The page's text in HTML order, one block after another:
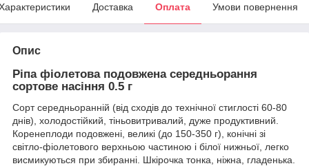
Доставка Оплата Умови повернення
Опис
Ріпа фіолетова подовжена середньорання
сортове насіння 0.5 г
Сорт середньоранній (від сходів до технічної стиглості 60-80
днів), холодостійкий, тіньовитривалий, дуже продуктивний.
Коренеплоди подовжені, великі (до 150-350 г), конічні зі
світло-фіолетового верхньою частиною і білої нижньої, легко
висмикуються при збиранні. Шкірочка тонка, ніжна, гладенька.